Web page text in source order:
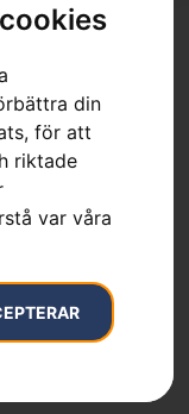
din
för att
riktade
var våra